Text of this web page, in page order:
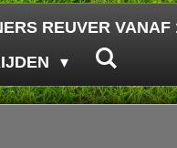
REUVER